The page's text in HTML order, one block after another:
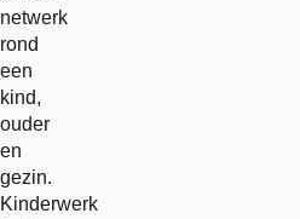
netwerk
rond
een
kind,
ouder
en
gezin.
Kinderwerk